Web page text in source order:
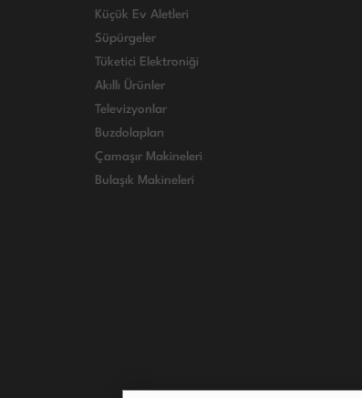
Küçük Ev Aletleri
Süpürgeler
Tüketici Elektroniği
Akıllı Ürünler
Televizyonlar
Buzdolapları
Çamaşır Makineleri
Bulaşık Makineleri